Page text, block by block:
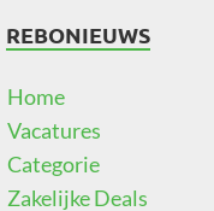
REBONIEUWS
Home
Vacatures
Categorie
Zakelijke Deals